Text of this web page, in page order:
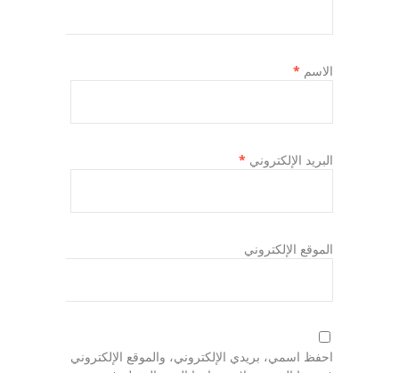
الاسم *
البريد الإلكتروني *
الموقع الإلكتروني
احفظ اسمي، بريدي الإلكتروني، والموقع الإلكتروني